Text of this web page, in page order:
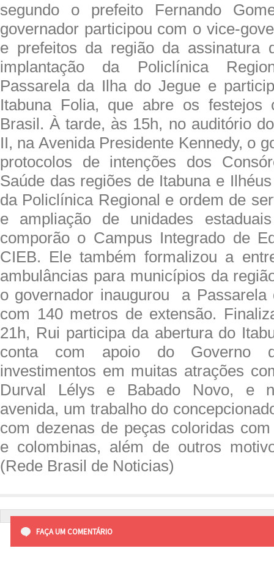
segundo o prefeito Fernando
governador participou com o vice-
e prefeitos da região da assinatura
implantação da Policlínica
Passarela da Ilha do Jegue e
Itabuna Folia, que abre os festejos
Brasil. À tarde, às 15h, no auditório
II, na Avenida Presidente Kennedy, o
protocolos de intenções dos
Saúde das regiões de Itabuna e
da Policlínica Regional e ordem de
e ampliação de unidades
comporão o Campus Integrado de
CIEB. Ele também formalizou a
ambulâncias para municípios da
o governador inaugurou a Passarela
com 140 metros de extensão.
21h, Rui participa da abertura do
conta com apoio do Governo
investimentos em muitas atrações
Durval Lélys e Babado Novo, e
avenida, um trabalho do
com dezenas de peças coloridas
e colombinas, além de outros
(Rede Brasil de Noticias)
FAÇA UM COMENTÁRIO